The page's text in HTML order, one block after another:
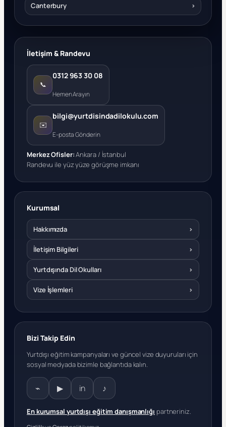
Canterbury ›
İletişim & Randevu
📞
0312 963 30 08
Hemen Arayın
✉️
bilgi@yurtdisindadilokulu.com
E-posta Gönderin
Merkez Ofisler:Ankara / İstanbul
Randevu ile yüz yüze görüşme imkanı
Kurumsal
Hakkımızda ›
İletişim Bilgileri ›
Yurtdışında Dil Okulları ›
Vize İşlemleri ›
Bizi Takip Edin
Yurtdışı eğitim kampanyaları ve güncel vize duyuruları için
sosyal medyada bizimle bağlantıda kalın.
⌁ ▶ in ♪
En kurumsal yurtdışı eğitim danışmanlığı partneriniz.